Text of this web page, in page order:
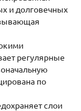
и долговечных
регулярные
по
слои